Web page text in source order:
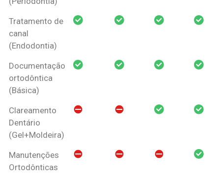
Tratamento de
canal
(Endodontia)
Documentação
ortodôntica
(Básica)
Clareamento
Dentário
(Gel+Moldeira)
Manutenções
Ortodônticas